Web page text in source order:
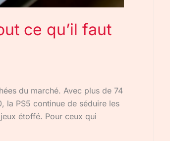
ce qu’il faut
du marché. Avec plus de 74
la PS5 continue de séduire les
étoffé. Pour ceux qui